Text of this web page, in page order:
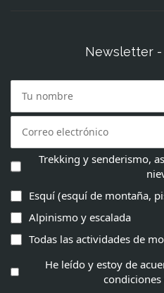
Newsletter -
Trekking y senderismo,
Esquí (esquí de montaña,
Alpinismo y escalada
Todas las actividades de
He leído y estoy de
condiciones